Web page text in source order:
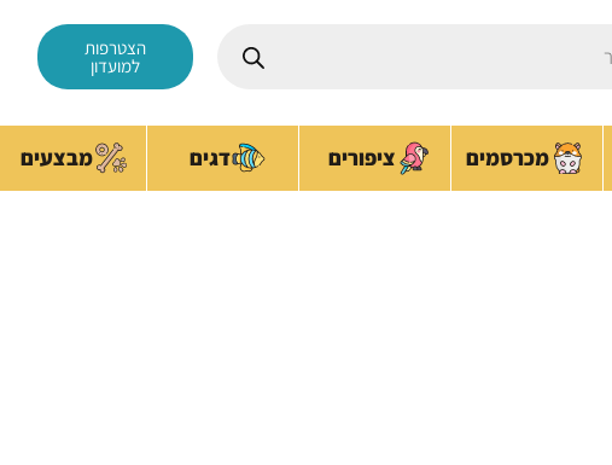
הצטרפות
למועדון
מכרסמים ציפורים דגים מבצעים